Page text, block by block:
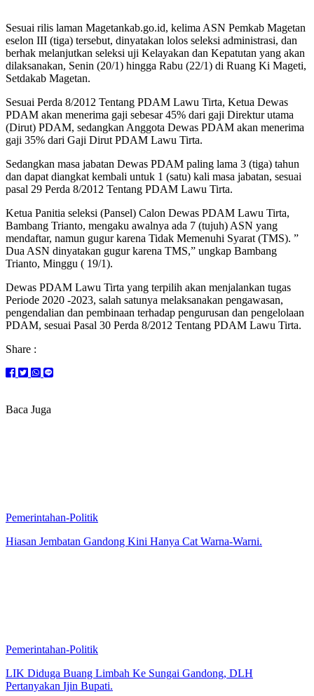
Sesuai rilis laman Magetankab.go.id, kelima ASN Pemkab Magetan
eselon III (tiga) tersebut, dinyatakan lolos seleksi administrasi, dan
berhak melanjutkan seleksi uji Kelayakan dan Kepatutan yang akan
dilaksanakan, Senin (20/1) hingga Rabu (22/1) di Ruang Ki Mageti,
Setdakab Magetan.
Sesuai Perda 8/2012 Tentang PDAM Lawu Tirta, Ketua Dewas
PDAM akan menerima gaji sebesar 45% dari gaji Direktur utama
(Dirut) PDAM, sedangkan Anggota Dewas PDAM akan menerima
gaji 35% dari Gaji Dirut PDAM Lawu Tirta.
Sedangkan masa jabatan Dewas PDAM paling lama 3 (tiga) tahun
dan dapat diangkat kembali untuk 1 (satu) kali masa jabatan, sesuai
pasal 29 Perda 8/2012 Tentang PDAM Lawu Tirta.
Ketua Panitia seleksi (Pansel) Calon Dewas PDAM Lawu Tirta,
Bambang Trianto, mengaku awalnya ada 7 (tujuh) ASN yang
mendaftar, namun gugur karena Tidak Memenuhi Syarat (TMS). ”
Dua ASN dinyatakan gugur karena TMS,” ungkap Bambang
Trianto, Minggu ( 19/1).
Dewas PDAM Lawu Tirta yang terpilih akan menjalankan tugas
Periode 2020 -2023, salah satunya melaksanakan pengawasan,
pengendalian dan pembinaan terhadap pengurusan dan pengelolaan
PDAM, sesuai Pasal 30 Perda 8/2012 Tentang PDAM Lawu Tirta.
Share :
Baca Juga
Pemerintahan-Politik
Hiasan Jembatan Gandong Kini Hanya Cat Warna-Warni.
Pemerintahan-Politik
LIK Diduga Buang Limbah Ke Sungai Gandong, DLH
Pertanyakan Ijin Bupati.